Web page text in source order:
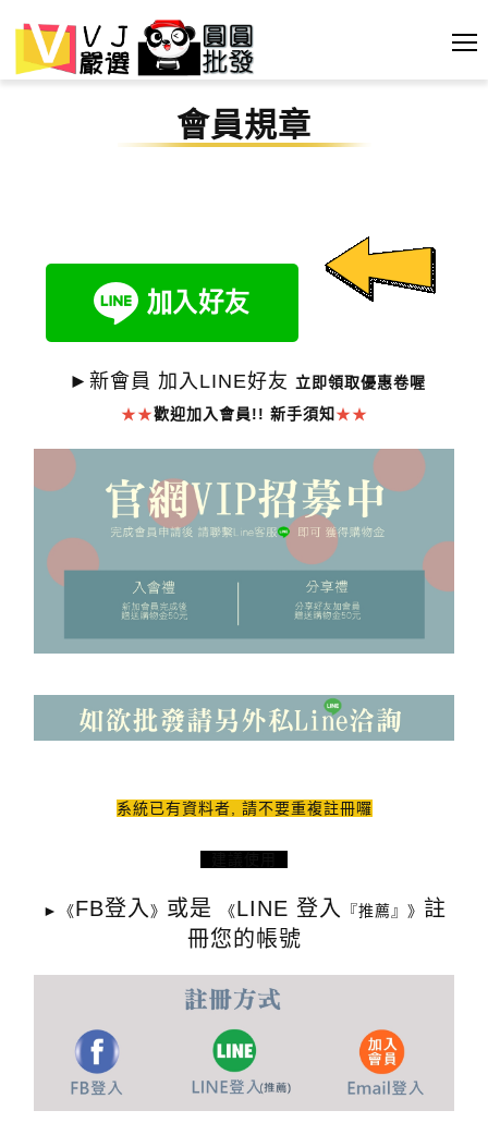
會員規章
►新會員 加入LINE好友 立即領取優惠卷喔
★★歡迎加入會員!! 新手須知 ★★
系統已有資料者, 請不要重複註冊囉
►《FB登入》 或是 《LINE 登入 『推薦』 》 註
冊您的帳號